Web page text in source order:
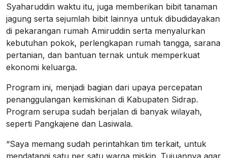
Syaharuddin waktu itu, juga memberikan bibit tanaman
jagung serta sejumlah bibit lainnya untuk dibudidayakan
di pekarangan rumah Amiruddin serta menyalurkan
kebutuhan pokok, perlengkapan rumah tangga, sarana
pertanian, dan bantuan ternak untuk memperkuat
ekonomi keluarga.
Program ini, menjadi bagian dari upaya percepatan
penanggulangan kemiskinan di Kabupaten Sidrap.
Program serupa sudah berjalan di banyak wilayah,
seperti Pangkajene dan Lasiwala.
“Saya memang sudah perintahkan tim terkait, untuk
mendatangi satu per satu warga miskin. Tujuannya agar